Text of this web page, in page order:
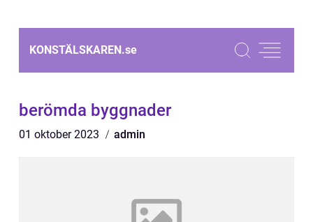
KONSTÄLSKAREN.se
berömda byggnader
01 oktober 2023 admin